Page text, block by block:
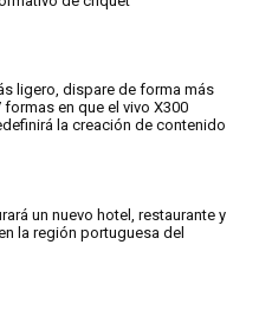
ligero, dispare de forma más
formas en que el vivo X300
la creación de contenido
un nuevo hotel, restaurante y
la región portuguesa del